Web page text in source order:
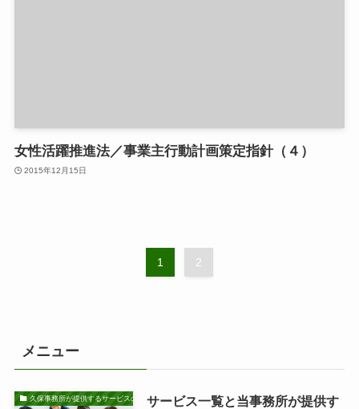
女性活躍推進法／事業主行動計画策定指針（４）
2015年12月15日
1 2
メニュー
久保事務所が提供するサービスの特徴サービス一覧と当事務所が提供す